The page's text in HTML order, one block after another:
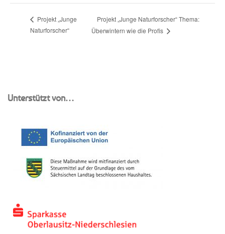
Projekt „Junge
Naturforscher“
Projekt „Junge Naturforscher“ Thema:
Überwintern wie die Profis
Unterstützt von…